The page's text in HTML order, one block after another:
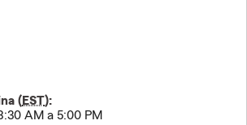
(EST):
AM a 5:00 PM